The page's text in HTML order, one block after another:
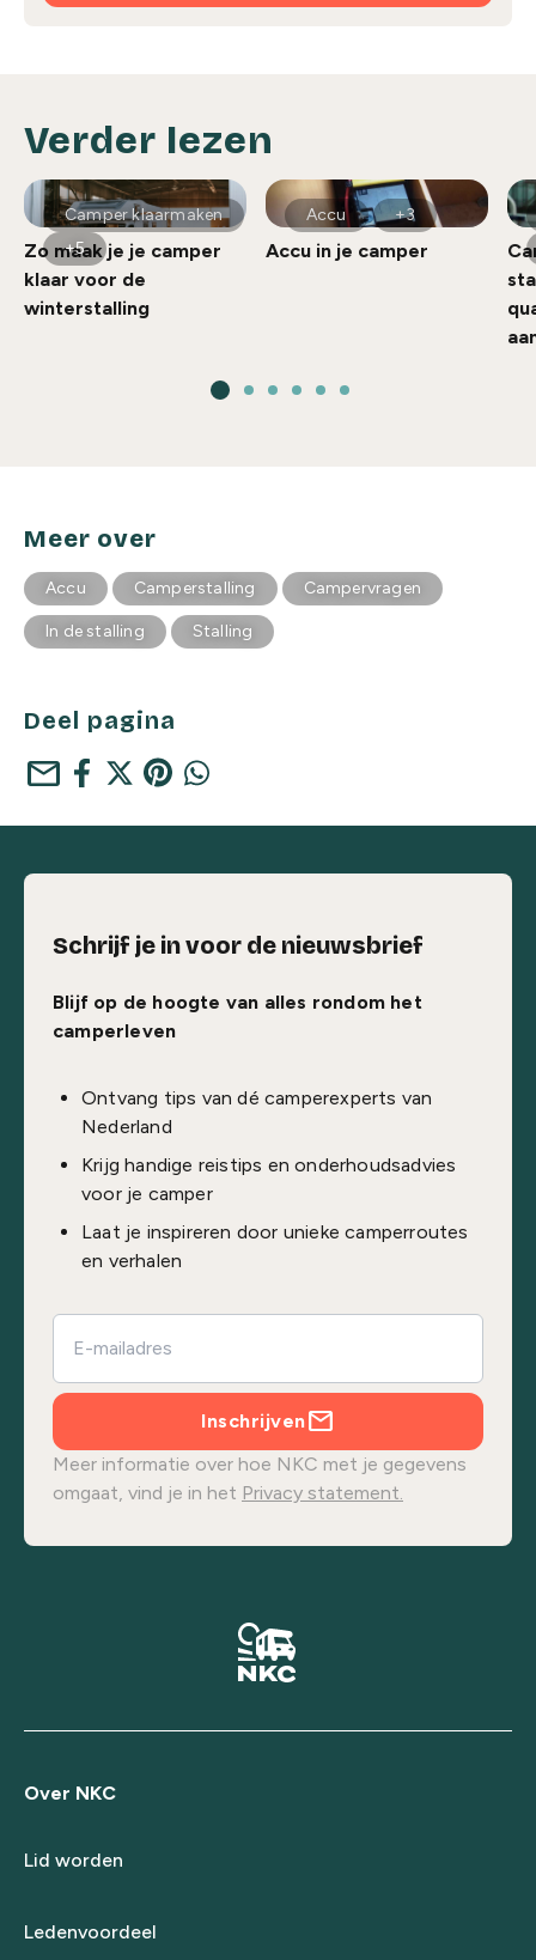
Verder lezen
Camper klaarmaken
+5
Zo maak je je camper
klaar voor de
winterstalling
Accu +3
Accu in je camper
Meer over
Accu Camperstalling Campervragen
In de stalling Stalling
Deel pagina
mail
Schrijf je in voor de nieuwsbrief
Blijf op de hoogte van alles rondom het
camperleven
Ontvang tips van dé camperexperts van
Nederland
Krijg handige reistips en onderhoudsadvies
voor je camper
Laat je inspireren door unieke camperroutes
en verhalen
Inschrijven
Meer informatie over hoe NKC met je gegevens
omgaat, vind je in het Privacy statement.
Over NKC
Lid worden
Ledenvoordeel